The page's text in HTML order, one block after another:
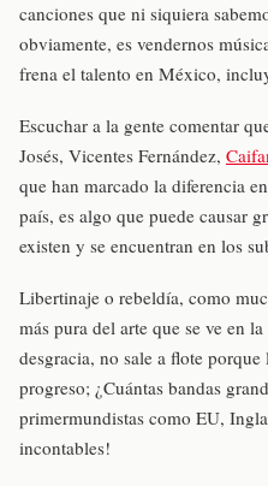
canciones que ni siquiera
obviamente, es vendernos
frena el talento en México,
Escuchar a la gente comentar
Josés, Vicentes Fernández,
que han marcado la diferencia
país, es algo que puede causar
existen y se encuentran en los
Libertinaje o rebeldía, como
más pura del arte que se ve en
desgracia, no sale a flote
progreso; ¿Cuántas bandas
primermundistas como EU,
incontables!